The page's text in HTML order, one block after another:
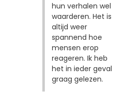
hun verhalen wel
waarderen. Het is
altijd weer
spannend hoe
mensen erop
reageren. Ik heb
het in ieder geval
graag gelezen.